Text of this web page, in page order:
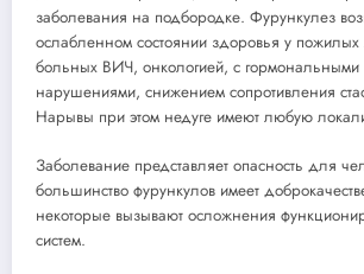
заболевания на подбородке. Фурункулез
ослабленном состоянии здоровья у
больных ВИЧ, онкологией, с гормональными
нарушениями, снижением сопротивления
Нарывы при этом недуге имеют любую
Заболевание представляет опасность для
большинство фурункулов имеет
некоторые вызывают осложнения
систем.